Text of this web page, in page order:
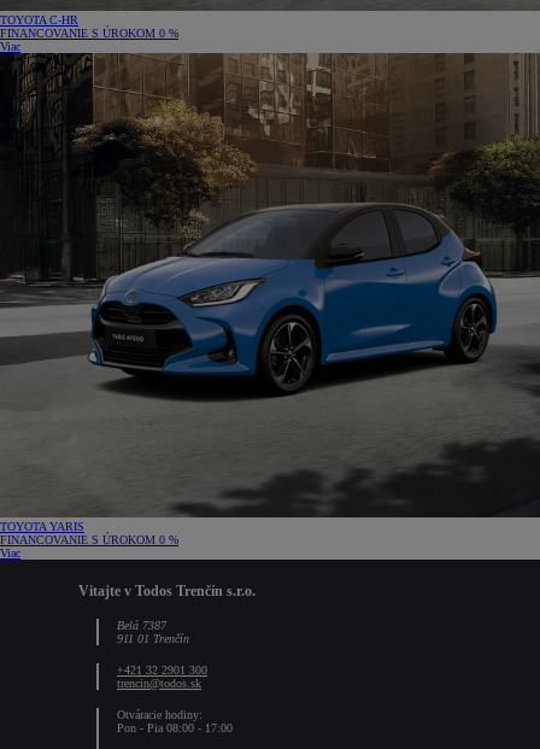
TOYOTA C‑HR
FINANCOVANIE S ÚROKOM 0 %
Viac
TOYOTA YARIS
FINANCOVANIE S ÚROKOM 0 %
Viac
Vitajte v Todos Trenčín s.r.o.
Belá 7387
911 01 Trenčín
+421 32 2901 300
trencin@todos.sk
Otváracie hodiny:
Pon - Pia 08:00 - 17:00